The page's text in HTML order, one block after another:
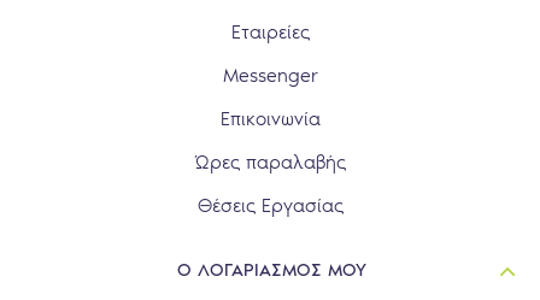
Εταιρείες
Messenger
Επικοινωνία
Ώρες παραλαβής
Θέσεις Εργασίας
Ο ΛΟΓΑΡΙΑΣΜΟΣ ΜΟΥ